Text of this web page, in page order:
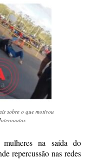
sobre o que motivou
na saída do
repercussão nas redes